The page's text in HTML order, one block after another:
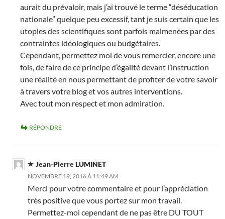
aurait du prévaloir, mais j’ai trouvé le terme “déséducation
nationale” quelque peu excessif, tant je suis certain que les
utopies des scientifiques sont parfois malmenées par des
contraintes idéologiques ou budgétaires.
Cependant, permettez moi de vous remercier, encore une
fois, de faire de ce principe d’égalité devant l’instruction
une réalité en nous permettant de profiter de votre savoir
à travers votre blog et vos autres interventions.
Avec tout mon respect et mon admiration.
RÉPONDRE
Jean-Pierre LUMINET
NOVEMBRE 19, 2016 À 11:49 AM
Merci pour votre commentaire et pour l’appréciation
très positive que vous portez sur mon travail.
Permettez-moi cependant de ne pas être DU TOUT